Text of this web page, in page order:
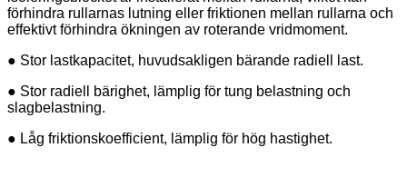
förhindra rullarnas lutning eller friktionen mellan rullarna och
effektivt förhindra ökningen av roterande vridmoment.
● Stor lastkapacitet, huvudsakligen bärande radiell last.
● Stor radiell bärighet, lämplig för tung belastning och
slagbelastning.
● Låg friktionskoefficient, lämplig för hög hastighet.